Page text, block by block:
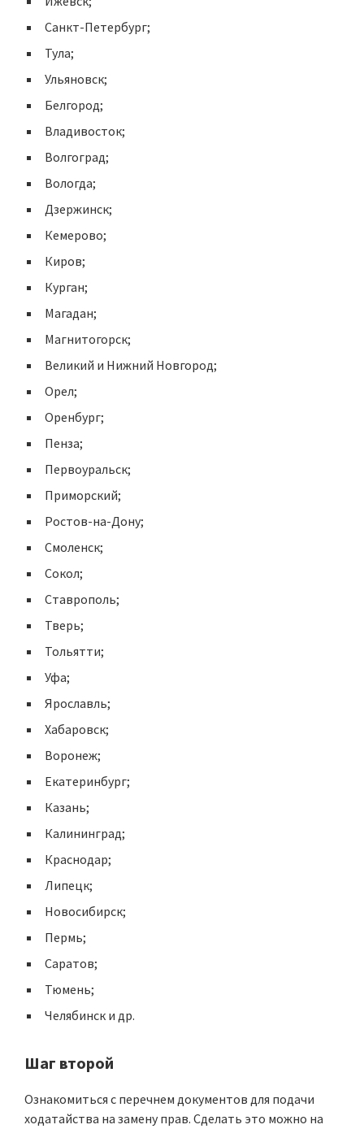
Санкт-Петербург;
Тула;
Ульяновск;
Белгород;
Владивосток;
Волгоград;
Вологда;
Дзержинск;
Кемерово;
Киров;
Курган;
Магадан;
Магнитогорск;
Великий и Нижний Новгород;
Орел;
Оренбург;
Пенза;
Первоуральск;
Приморский;
Ростов-на-Дону;
Смоленск;
Сокол;
Ставрополь;
Тверь;
Тольятти;
Уфа;
Ярославль;
Хабаровск;
Воронеж;
Екатеринбург;
Казань;
Калининград;
Краснодар;
Липецк;
Новосибирск;
Пермь;
Саратов;
Тюмень;
Челябинск и др.
Шаг второй
Ознакомиться с перечнем документов для подачи
ходатайства на замену прав. Сделать это можно на